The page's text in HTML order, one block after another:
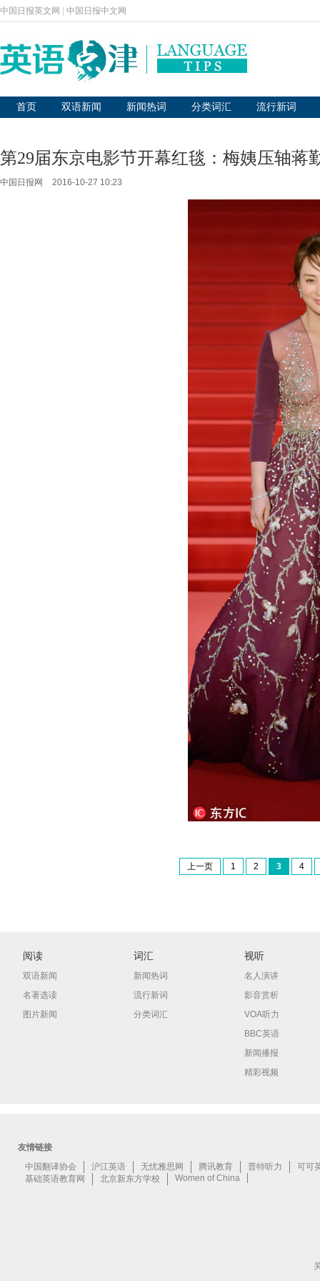
中国日报英文网 中国日报中文网
首页 双语新闻 新闻热词 分类词汇 流行新词
第29届东京电影节开幕红毯：梅姨压轴蒋
中国日报网 2016-10-27 10:23
上一页 1 2 3 4
阅读
双语新闻
名著选读
图片新闻
词汇
新闻热词
流行新词
分类词汇
视听
名人演讲
影音赏析
VOA听力
BBC英语
新闻播报
精彩视频